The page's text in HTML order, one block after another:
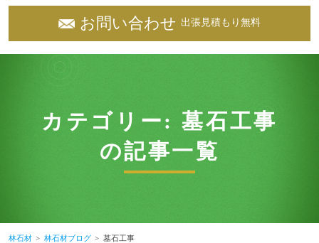
お問い合わせ 出張見積もり無料
カテゴリー:墓石工事
の記事一覧
林石材 林石材ブログ 墓石工事